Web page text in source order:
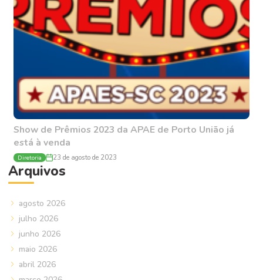
Show de Prêmios 2023 da APAE de Porto União já
está à venda
Diretoria 23 de agosto de 2023
Arquivos
agosto 2026
julho 2026
junho 2026
maio 2026
abril 2026